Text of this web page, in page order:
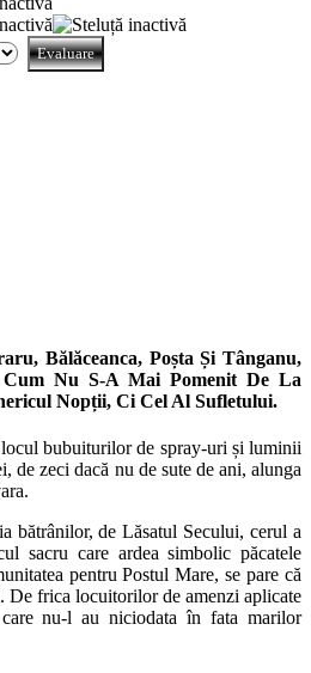
Bălăceanca, Poșta Și Tânganu,
Nu S-A Mai Pomenit De La
Nopții, Ci Cel Al Sufletului.
locul bubuiturilor de spray-uri și luminii
de zeci dacă nu de sute de ani, alunga
bătrânilor, de Lăsatul Secului, cerul a
sacru care ardea simbolic păcatele
pentru Postul Mare, se pare că
De frica locuitorilor de amenzi aplicate
nu-l au niciodata în fata marilor